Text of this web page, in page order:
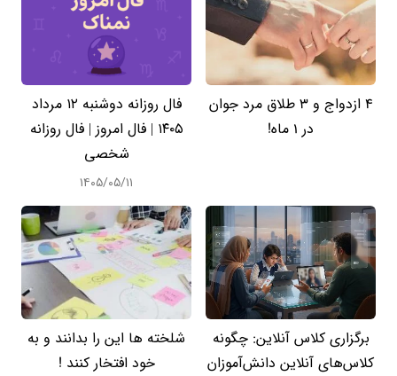
4 ازدواج و 3 طلاق مرد جوان
در 1 ماه!
فال روزانه دوشنبه ۱۲ مرداد
۱۴۰۵ | فال امروز | فال روزانه
شخصی
۱۴۰۵/۰۵/۱۱
برگزاری کلاس آنلاین: چگونه
کلاس‌های آنلاین دانش‌آموزان
شلخته ها این را بدانند و به
خود افتخار کنند !